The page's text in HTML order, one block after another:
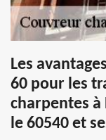
Les
60 pour les
charpentes à
le 60540 et